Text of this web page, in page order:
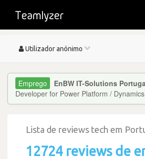
Toggle
Utilizador anónimo
EnBW IT-Solutions
Developer for Power Platform /
Lista de reviews tech em
12724 reviews de